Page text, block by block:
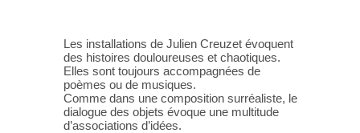
Les installations de Julien Creuzet évoquent
des histoires douloureuses et chaotiques.
Elles sont toujours accompagnées de
poèmes ou de musiques.
Comme dans une composition surréaliste, le
dialogue des objets évoque une multitude
d’associations d’idées.